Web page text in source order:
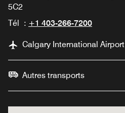
5C2
Tél : +1 403-266-7200
Calgary International Airport
Autres transports